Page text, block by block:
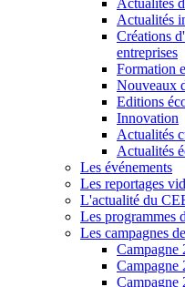
Actualités
Actualités
Créations
entreprises
Formation
Nouveaux
Editions
Innovation
Actualités
Actualités
Les événements
Les reportages
L'actualité du
Les programmes
Les campagnes
Campagne
Campagne
Campagne